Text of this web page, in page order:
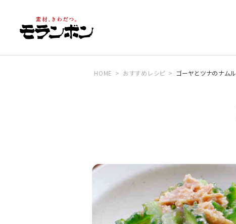
HOME おすすめレシピ ゴーヤとツナのナムル